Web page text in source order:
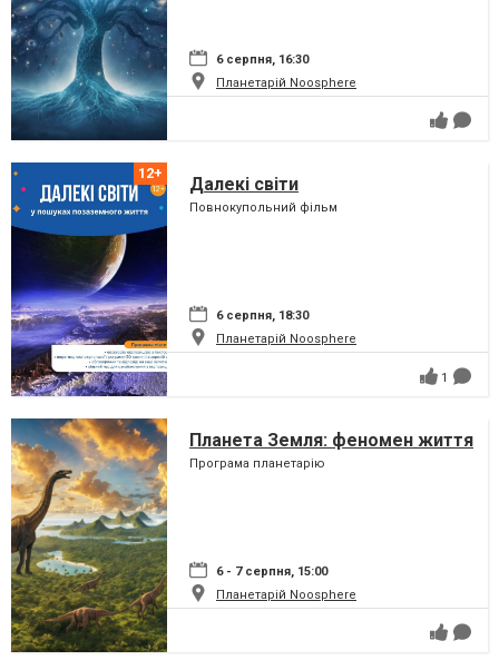
6 серпня, 16:30
Планетарій Noosphere
Далекі світи
Повнокупольний фільм
6 серпня, 18:30
Планетарій Noosphere
1
Планета Земля: феномен життя
Програма планетарію
6 - 7 серпня, 15:00
Планетарій Noosphere